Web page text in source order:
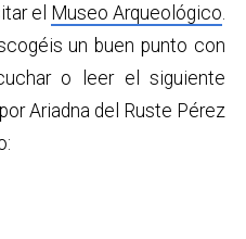
el Museo Arqueológico
un buen punto con
o leer el siguiente
Ariadna del Ruste Pérez